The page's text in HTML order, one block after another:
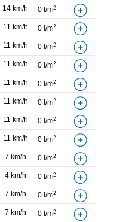
14 km/h 0 l/m2
11 km/h 0 l/m2
11 km/h 0 l/m2
11 km/h 0 l/m2
11 km/h 0 l/m2
11 km/h 0 l/m2
11 km/h 0 l/m2
11 km/h 0 l/m2
7 km/h 0 l/m2
4 km/h 0 l/m2
7 km/h 0 l/m2
7 km/h 0 l/m2